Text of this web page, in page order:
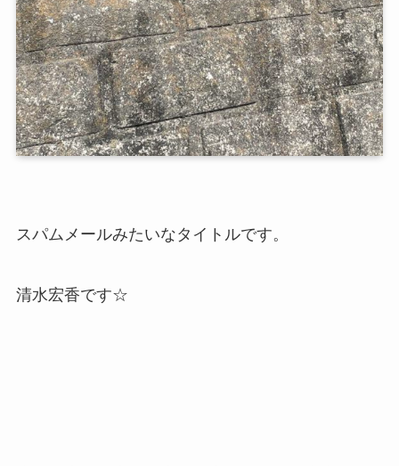
スパムメールみたいなタイトルです。
清水宏香です☆